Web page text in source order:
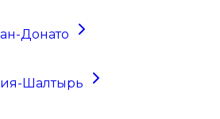
Донато
Шалтырь